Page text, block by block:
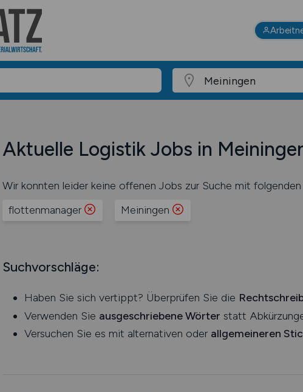
Aktuelle Logistik Jobs in
Wir konnten leider keine offenen Jobs zur Suche mit
flottenmanager
Meiningen
Suchvorschläge:
Haben Sie sich vertippt? Überprüfen Sie die
Verwenden Sie ausgeschriebene Wörter statt
Versuchen Sie es mit alternativen oder allgemeineren